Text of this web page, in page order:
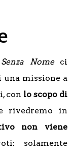
Nomeci
una missione a
con lo scopo di
rivedremo in
non viene
solamente